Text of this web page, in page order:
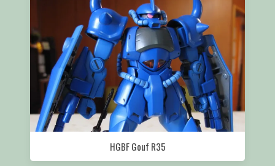
HGBF Gouf R35